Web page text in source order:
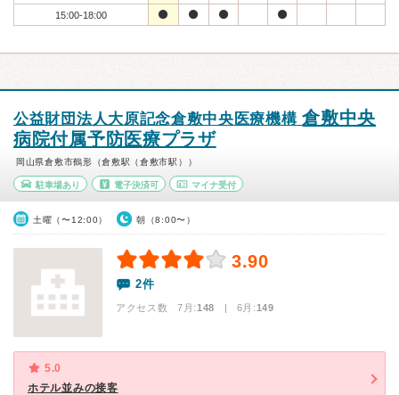
15:00-18:00
公益財団法人大原記念倉敷中央医療機構倉敷中央
病院付属予防医療プラザ
岡山県倉敷市鶴形（倉敷駅（倉敷市駅））
駐車場あり 電子決済可 マイナ受付
土曜（〜12:00） 朝（8:00〜）
3.90
2件
アクセス数 7月:148 | 6月:149
5.0
ホテル並みの接客